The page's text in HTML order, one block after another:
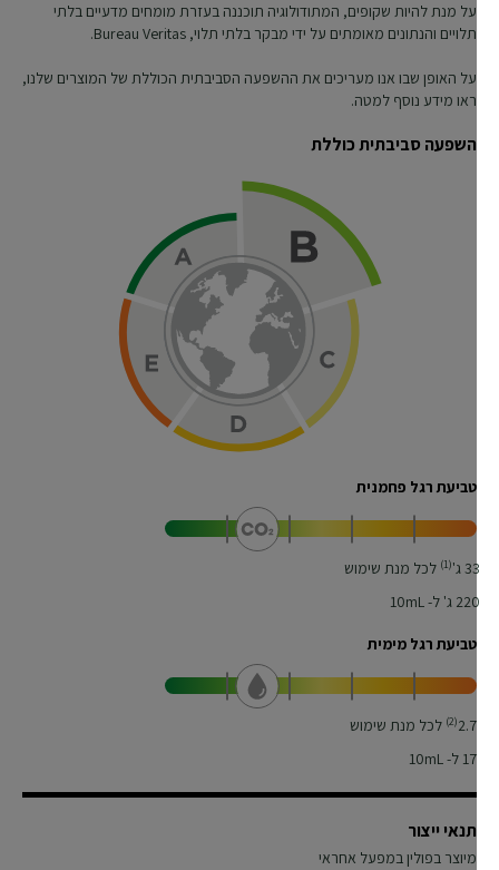
על מנת להיות שקופים, המתודולוגיה תוכננה בעזרת מומחים מדעיים בלתי
תלויים והנתונים מאומתים על ידי מבקר בלתי תלוי, Bureau Veritas.
על האופן שבו אנו מעריכים את ההשפעה הסביבתית הכוללת של המוצרים שלנו,
ראו מידע נוסף למטה.
השפעה סביבתית כוללת
טביעת רגל פחמנית
ג'(1)
לכל מנת שימוש
ג' ל- 10mL
טביעת רגל מימית
לכל מנת שימוש
ל- 10mL
תנאי ייצור
מיוצר בפולין במפעל אחראי